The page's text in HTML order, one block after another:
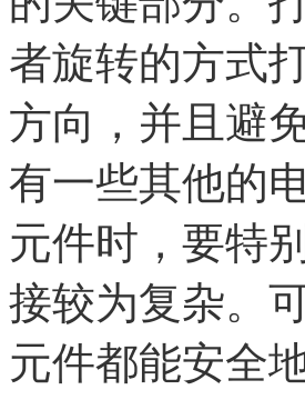
者旋转的方式
方向，并且避
有一些其他的
元件时，要特
接较为复杂。
元件都能安全